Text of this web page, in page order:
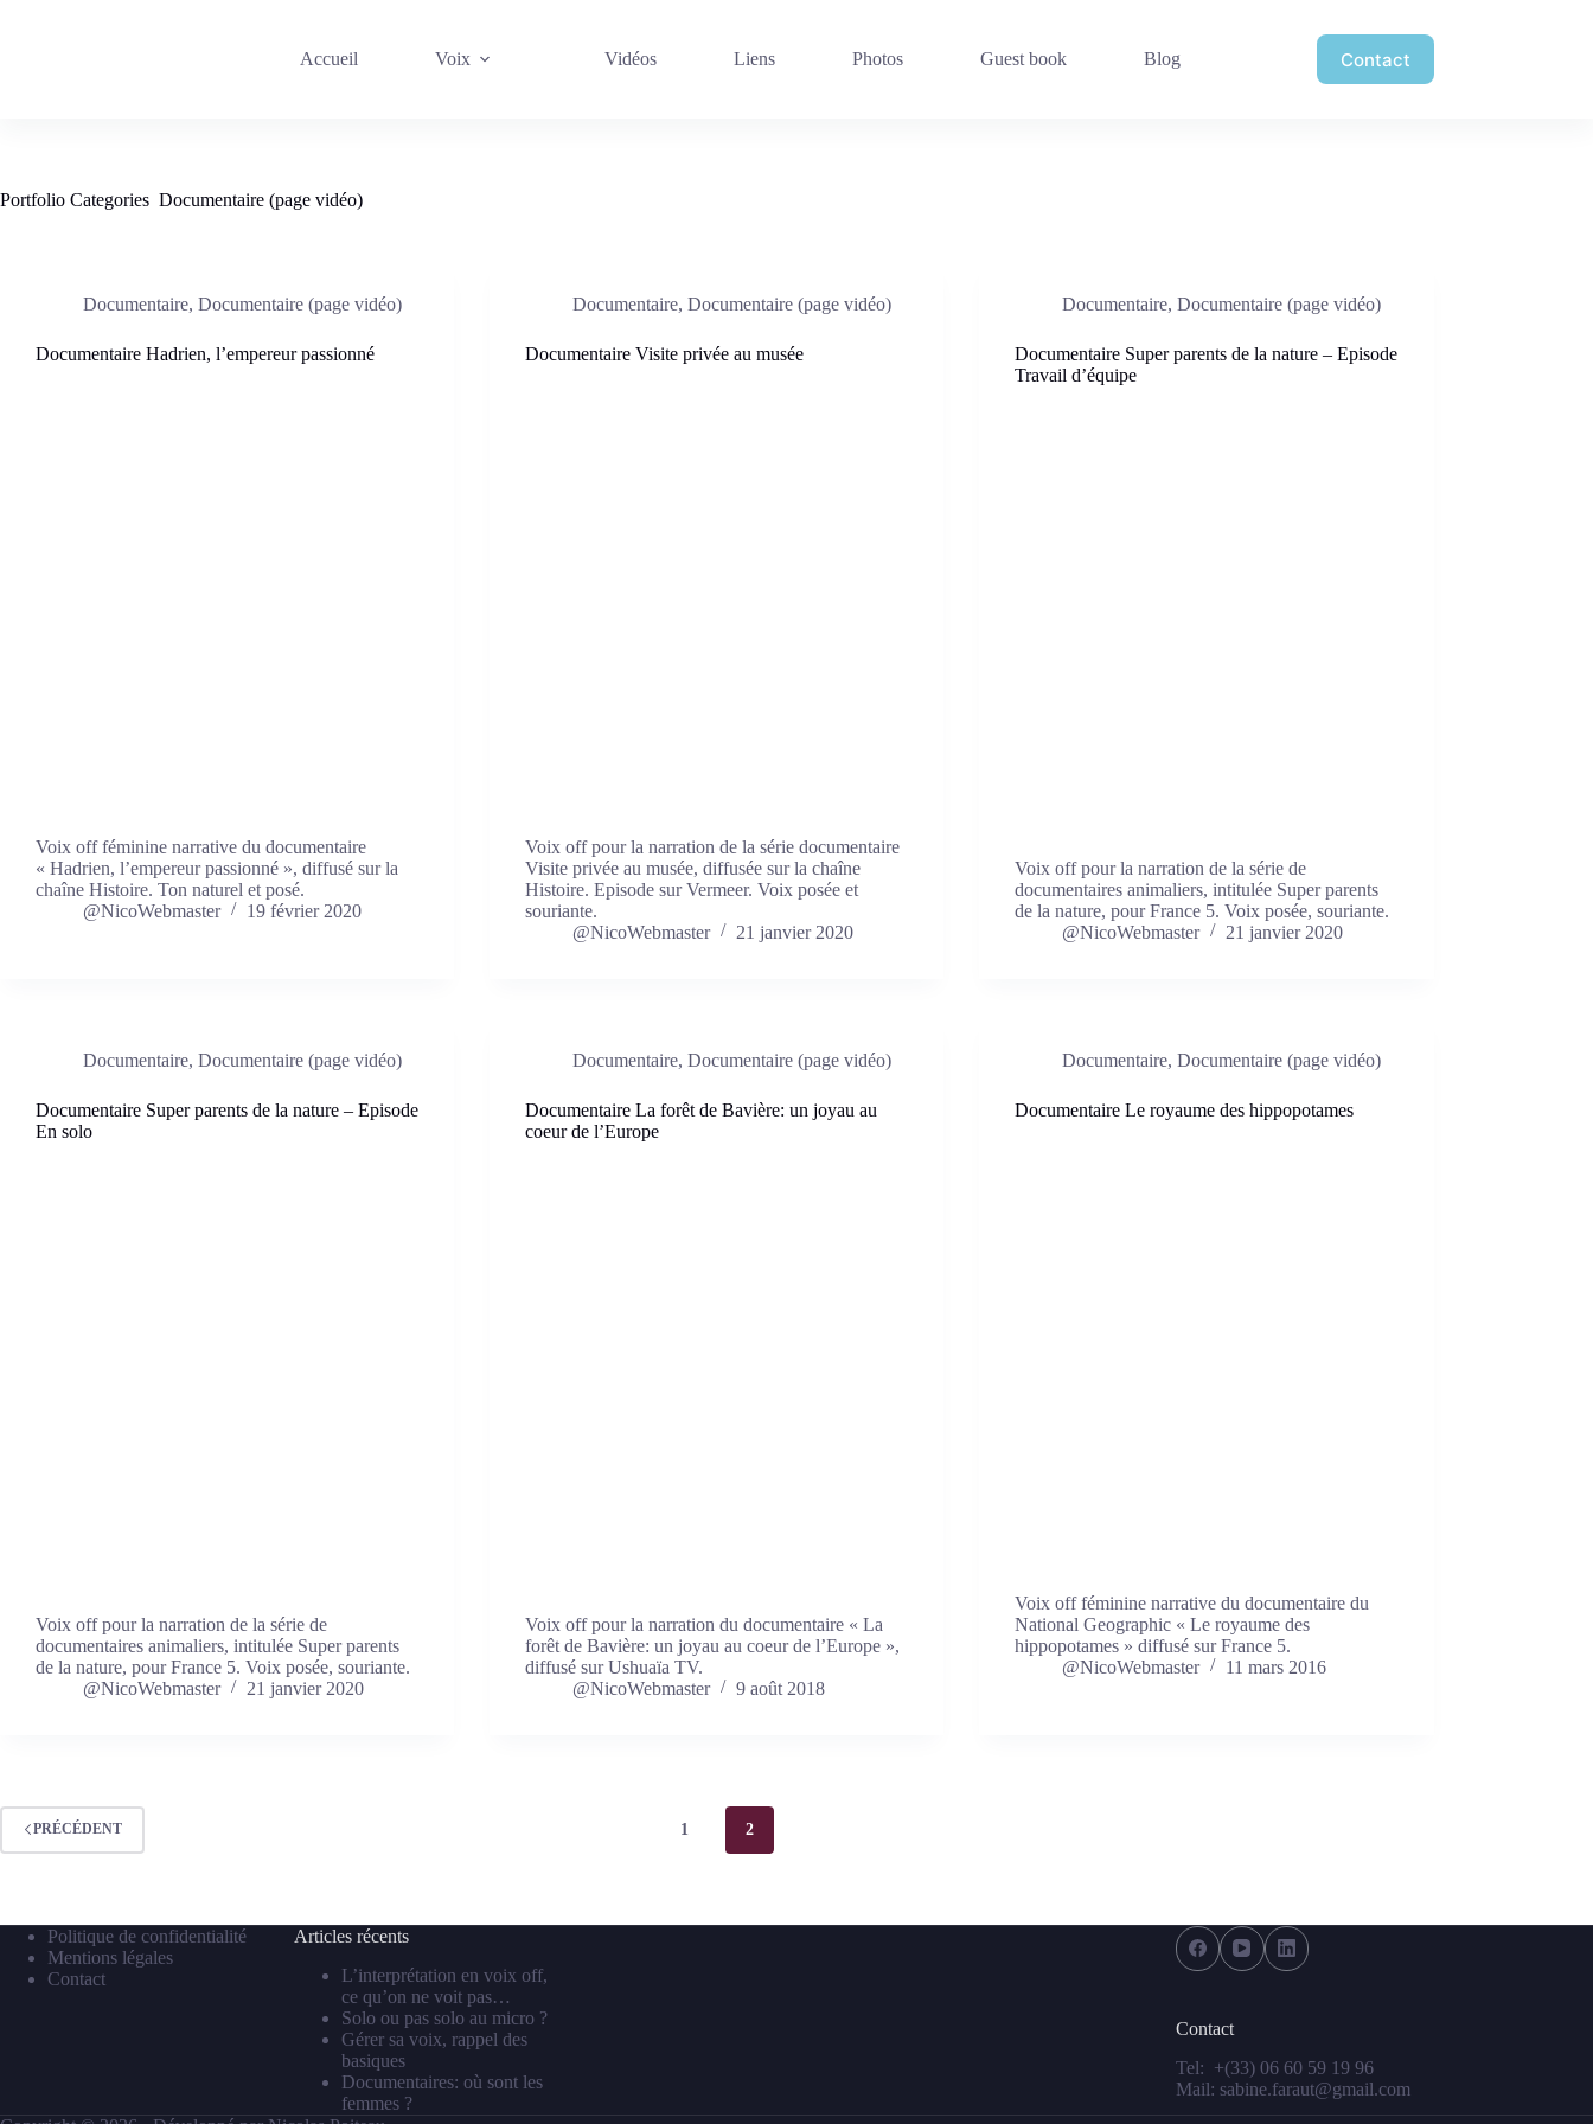
Accueil Voix Vidéos Liens Photos Guest book Blog Contact
Portfolio Categories Documentaire (page vidéo)
Documentaire, Documentaire (page vidéo)
Documentaire Hadrien, l’empereur passionné
Voix off féminine narrative du documentaire
« Hadrien, l’empereur passionné », diffusé sur la
chaîne Histoire. Ton naturel et posé.
@NicoWebmaster
19 février 2020
Documentaire,Documentaire (page vidéo)
Documentaire Visite privée au musée
Voix off pour la narration de la série documentaire
Visite privée au musée, diffusée sur la chaîne
Histoire. Episode sur Vermeer. Voix posée et
souriante.
@NicoWebmaster
21 janvier 2020
Documentaire,Documentaire (page vidéo)
Documentaire Super parents de la nature – Episode
Travail d’équipe
Voix off pour la narration de la série de
documentaires animaliers, intitulée Super parents
de la nature, pour France 5. Voix posée, souriante.
@NicoWebmaster
21 janvier 2020
Documentaire, Documentaire (page vidéo)
Documentaire Super parents de la nature – Episode
En solo
Voix off pour la narration de la série de
documentaires animaliers, intitulée Super parents
de la nature, pour France 5. Voix posée, souriante.
@NicoWebmaster
21 janvier 2020
Documentaire,Documentaire (page vidéo)
Documentaire La forêt de Bavière: un joyau au
coeur de l’Europe
Voix off pour la narration du documentaire « La
forêt de Bavière: un joyau au coeur de l’Europe »,
diffusé sur Ushuaïa TV.
@NicoWebmaster
9 août 2018
Documentaire,Documentaire (page vidéo)
Documentaire Le royaume des hippopotames
Voix off féminine narrative du documentaire du
National Geographic « Le royaume des
hippopotames » diffusé sur France 5.
@NicoWebmaster
11 mars 2016
PRÉCÉDENT 1 2
Politique de confidentialité
Mentions légales
Contact
Articles récents
L’interprétation en voix off,
ce qu’on ne voit pas…
Solo ou pas solo au micro ?
Gérer sa voix, rappel des
basiques
Documentaires: où sont les
femmes ?
Contact
Tel: +(33) 06 60 59 19 96
Mail: sabine.faraut@gmail.com